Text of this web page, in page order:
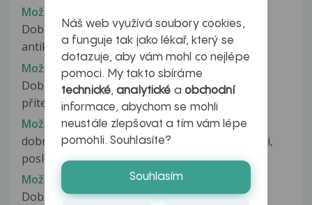
Možné otěhotnění
Dobrý den, má dotaz. Používám třífázovou
antikoncepci Pramino 28 a zapomněla...
Možné otěhotnění?
Dobrý den paní doktorko, Chtěl jsem se zeptat
přítelkyně začala brát HA...
Možné otěhotnění?
dobry den, rada bych vas poprosila o konzultaci,
posledne menzes jsem mela...
Možné otěhotnění?
Dobrý den. S partnerkou jsme měli chráněný
Náš web využívá soubory cookies,
a funguje tak jako lékař, který se
dotazuje, aby vám mohl co nejlépe
pomoci. My takto sbíráme
technické,analytické a obchodní
informace, abychom se mohli
neustále zlepšovat a tím vám lépe
pomohli. Souhlasíte?
Souhlasím